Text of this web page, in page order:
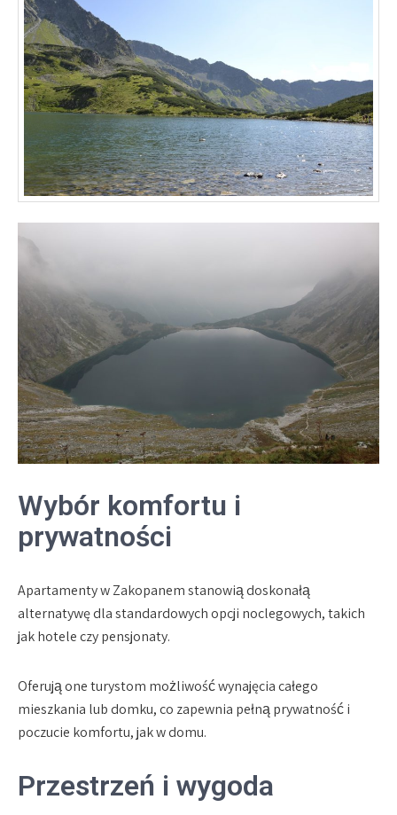
Wybór komfortu i
prywatności
Apartamenty w Zakopanem stanowią doskonałą
alternatywę dla standardowych opcji noclegowych, takich
jak hotele czy pensjonaty.
Oferują one turystom możliwość wynajęcia całego
mieszkania lub domku, co zapewnia pełną prywatność i
poczucie komfortu, jak w domu.
Przestrzeń i wygoda